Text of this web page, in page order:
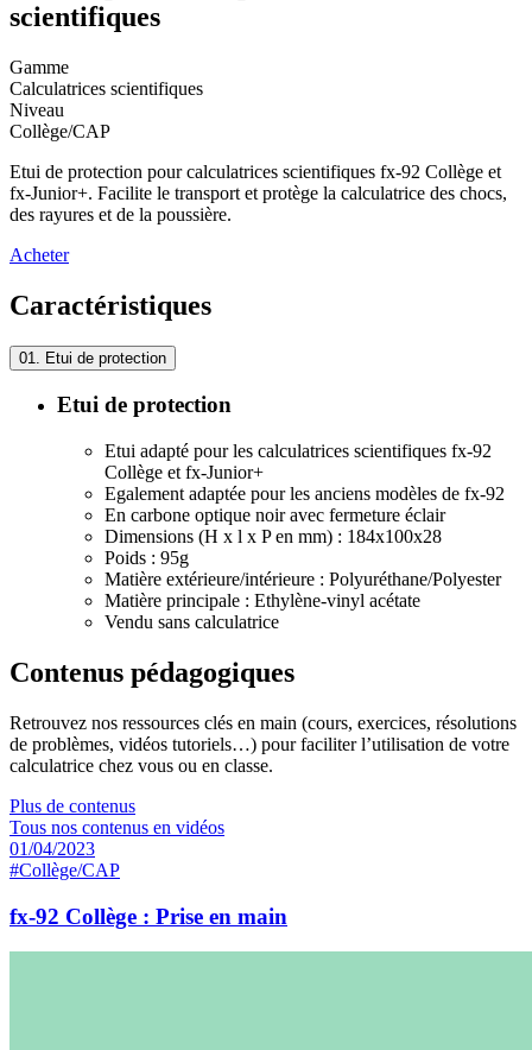
scientifiques
Gamme
Calculatrices scientifiques
Niveau
Collège/CAP
Etui de protection pour calculatrices scientifiques fx-92 Collège et
fx-Junior+. Facilite le transport et protège la calculatrice des chocs,
des rayures et de la poussière.
Acheter
Caractéristiques
01. Etui de protection
Etui de protection
Etui adapté pour les calculatrices scientifiques fx-92
Collège et fx-Junior+
Egalement adaptée pour les anciens modèles de fx-92
En carbone optique noir avec fermeture éclair
Dimensions (H x l x P en mm) : 184x100x28
Poids : 95g
Matière extérieure/intérieure : Polyuréthane/Polyester
Matière principale : Ethylène-vinyl acétate
Vendu sans calculatrice
Contenus pédagogiques
Retrouvez nos ressources clés en main (cours, exercices, résolutions
de problèmes, vidéos tutoriels…) pour faciliter l’utilisation de votre
calculatrice chez vous ou en classe.
Plus de contenus
Tous nos contenus en vidéos
01/04/2023
#Collège/CAP
fx-92 Collège : Prise en main